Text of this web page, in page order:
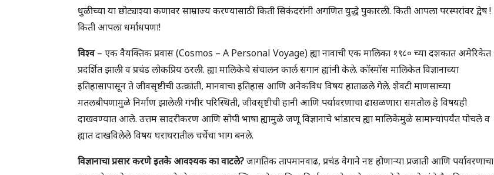
धुळीच्या या छोट्याश्या कणावर साम्राज्य करण्यासाठी किती सिकंदरांनी अगणित युद्धे पुकारली. किती आपला परस्परांवर द्वेष !
किती आपला धर्मांधपणा!
विश्व– एक वैयक्तिक प्रवास (Cosmos – A Personal Voyage) ह्या नावाची एक मालिका १९८० च्या दशकात अमेरिकेत
प्रदर्शित झाली व प्रचंड लोकप्रिय ठरली. ह्या मालिकेचे संचालन कार्ल सगान ह्यांनी केले. कॉस्मॉस मालिकेत विज्ञानाच्या
इतिहासापासून ते जीवसृष्टीची उत्क्रांती, मानवाचा इतिहास आणि अनेकविध विषय हाताळले गेले. शेवटी माणसाच्या
मतलबीपणामुळे निर्माण झालेली गंभीर परिस्थिती, जीवसृष्टीची हानी आणि पर्यावरणाचा ढासळणारा समतोल हे विषयही
दाखवण्यात आले. उत्तम सादरीकरण आणि सोपी भाषा ह्यामुळे जणू विज्ञानाचे भांडारच ह्या मालिकेमुळे सामान्यांपर्यंत पोचले व
ह्यात दाखविलेले विषय घराघरातील चर्चेचा भाग बनले.
विज्ञानाचा प्रसार करणे इतके आवश्यक का वाटले?जागतिक तापमानवाढ, प्रचंड वेगाने नष्ट होणाऱ्या प्रजाती आणि पर्यावरणाचा